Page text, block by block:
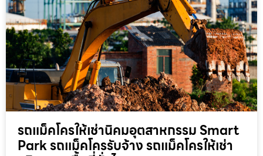
รถแม็คโครให้เช่านิคมอุตสาหกรรม Smart
Park รถแม็คโครรับจ้าง รถแม็คโครให้เช่า